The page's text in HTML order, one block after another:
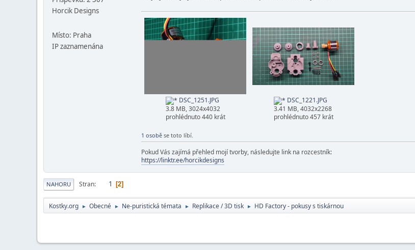
Horcik Designs
Místo: Praha
IP zaznamenána
DSC_1251.JPG
3.8 MB, 3024x4032
prohlédnuto 440 krát
DSC_1221.JPG
3.41 MB, 4032x2268
prohlédnuto 457 krát
1 osobě se toto líbí.
Pokud Vás zajímá přehled mojí tvorby, následujte link na rozcestník:
https://linktr.ee/horcikdesigns
NAHORU Stran 1 2
Kostky.org ► Obecné ► Ne-puristická témata ► Replikace / 3D tisk ► HD Factory - pokusy s tiskárnou